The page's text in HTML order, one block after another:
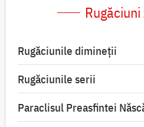
Rugăciunile dimineții
Rugăciunile serii
Paraclisul Preasfintei